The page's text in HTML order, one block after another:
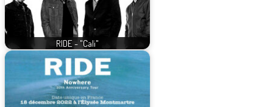
RIDE - "Cali"